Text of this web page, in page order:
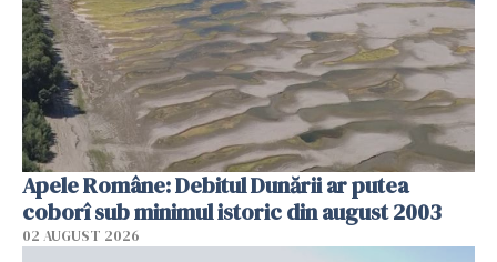
Apele Române: Debitul Dunării ar putea
coborî sub minimul istoric din august 2003
02 AUGUST 2026